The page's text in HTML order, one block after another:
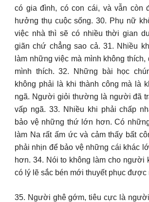
có gia đình, có con cái, và vẫn còn
hưởng thụ cuộc sống. 30. Phụ nữ
việc nhà thì sẽ có nhiều thời gian
giãn chứ chẳng sao cả. 31. Nhiều
làm những việc mà mình không
mình thích. 32. Những bài học
không phải là khi thành công mà là
ngã. Người giỏi thường là người đã
vấp ngã. 33. Nhiều khi phải chấp
bảo vệ những thứ lớn hơn. Có
làm Na rất ấm ức và cảm thấy bất
phải nhịn để bảo vệ những cái khác
hơn. 34. Nói to không làm cho người
có lý lẽ sắc bén mới thuyết phục
35. Người ghê gớm, tiêu cực là